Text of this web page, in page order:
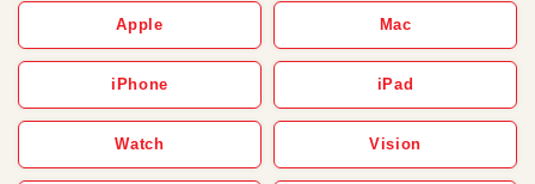
Apple Mac
iPhone iPad
Watch Vision